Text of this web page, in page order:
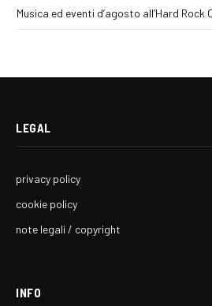
Musica ed eventi d’agosto all’Hard Rock
LEGAL
privacy policy
cookie policy
note legali / copyright
INFO